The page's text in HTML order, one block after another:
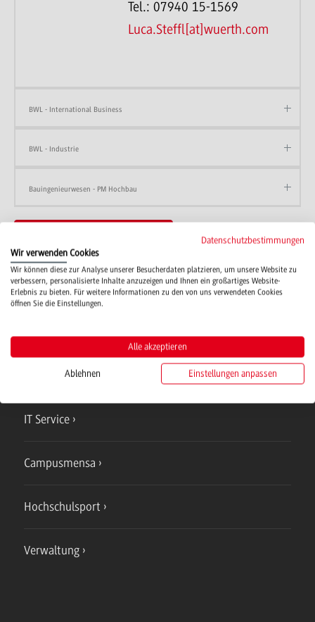
Tel.: 07940 15-1569
Luca.Steffl[at]wuerth.com
BWL - International Business
BWL - Industrie
Bauingenieurwesen - PM Hochbau
Campus
Studienangebote
IT Service
Campusmensa
Hochschulsport
Verwaltung
Datenschutzbestimmungen
Wir verwenden Cookies
Wir können diese zur Analyse unserer Besucherdaten platzieren, um unsere Website zu
verbessern, personalisierte Inhalte anzuzeigen und Ihnen ein großartiges Website-
Erlebnis zu bieten. Für weitere Informationen zu den von uns verwendeten Cookies
öffnen Sie die Einstellungen.
Alle akzeptieren
Ablehnen Einstellungen anpassen